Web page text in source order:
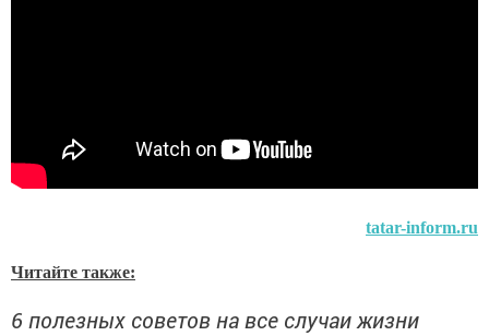
tatar-inform.ru
Читайте также:
6 полезных советов на все случаи жизни